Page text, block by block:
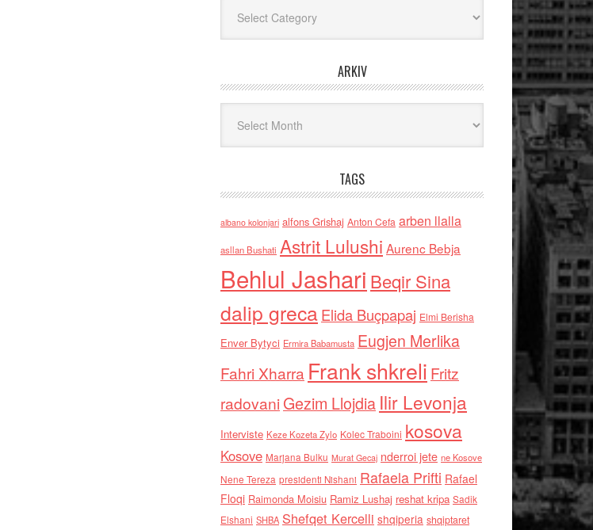
ARKIV
TAGS
albano kolonjari alfons Grishaj Anton Cefa arben llalla
asllan Bushati Astrit Lulushi Aurenc Bebja
Behlul Jashari Beqir Sina
dalip grecaElida Buçpapaj Elmi Berisha
Enver Bytyci Ermira Babamusta Eugjen Merlika
Fahri Xharra Frank shkreli Fritz
radovaniGezim Llojdia Ilir Levonja
Interviste Keze Kozeta Zylo Kolec Traboini kosova
Kosove Marjana Bulku Murat Gecaj nderroi jete ne Kosove
Nene Tereza presidenti Nishani Rafaela Prifti Rafael
Floqi Raimonda Moisiu Ramiz Lushaj reshat kripa Sadik
Elshani SHBA Shefqet Kercelli shqiperia shqiptaret